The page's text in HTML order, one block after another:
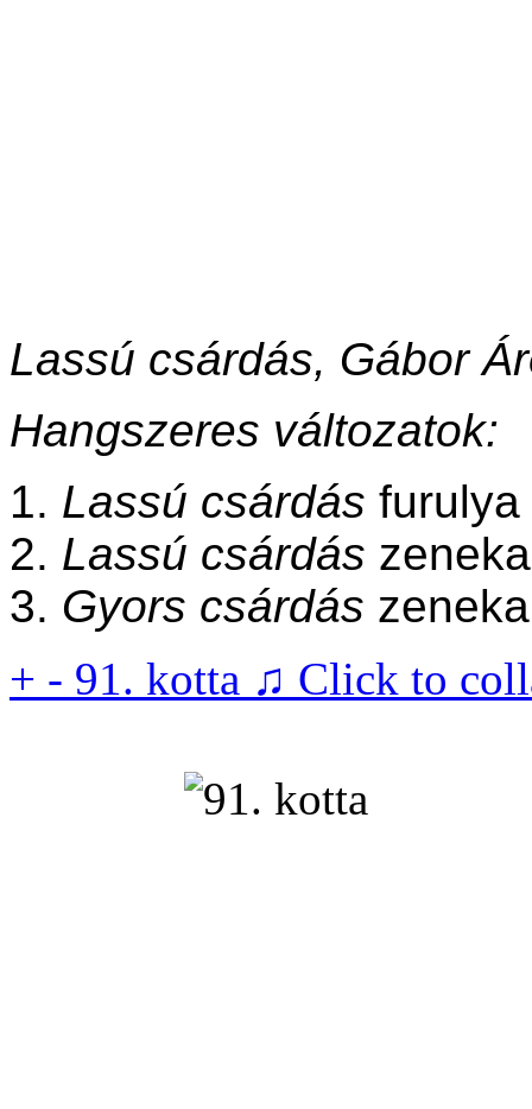
Lassú csárdás, Gábor
Hangszeres változatok:
1. Lassú csárdás furulya
2. Lassú csárdás
3. Gyors csárdás
+ - 91. kotta ♫ Click to